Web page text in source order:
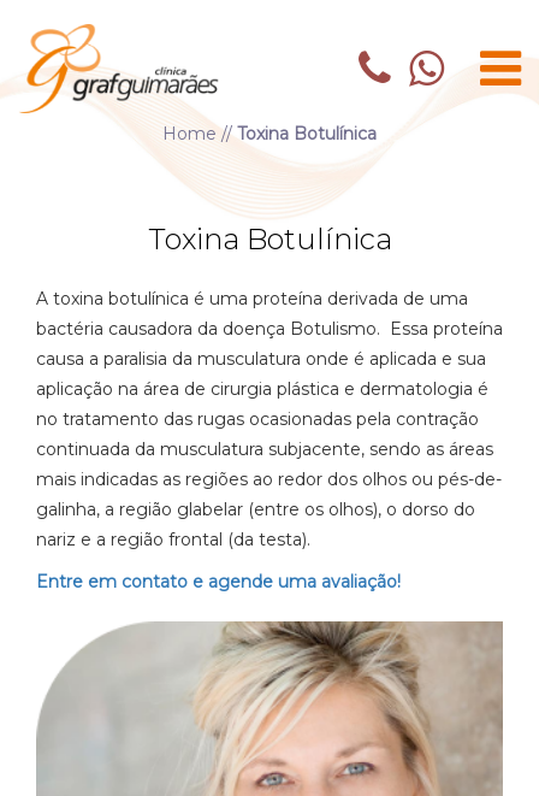
Home //Toxina Botulínica
Toxina Botulínica
A toxina botulínica é uma proteína derivada de uma
bactéria causadora da doença Botulismo. Essa proteína
causa a paralisia da musculatura onde é aplicada e sua
aplicação na área de cirurgia plástica e dermatologia é
no tratamento das rugas ocasionadas pela contração
continuada da musculatura subjacente, sendo as áreas
mais indicadas as regiões ao redor dos olhos ou pés-de-
galinha, a região glabelar (entre os olhos), o dorso do
nariz e a região frontal (da testa).
Entre em contato e agende uma avaliação!